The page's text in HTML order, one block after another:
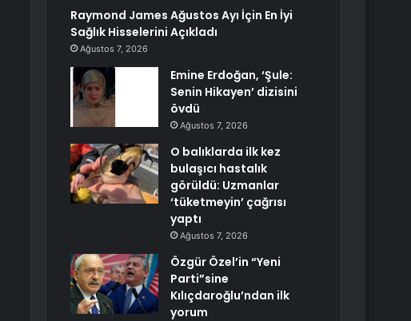
Raymond James Ağustos Ayı İçin En İyi
Sağlık Hisselerini Açıkladı
Ağustos 7, 2026
Emine Erdoğan, ‘Şule:
Senin Hikayen’ dizisini
övdü
Ağustos 7, 2026
O balıklarda ilk kez
bulaşıcı hastalık
görüldü: Uzmanlar
‘tüketmeyin’ çağrısı
yaptı
Ağustos 7, 2026
Özgür Özel’in “Yeni
Parti”sine
Kılıçdaroğlu’ndan ilk
yorum